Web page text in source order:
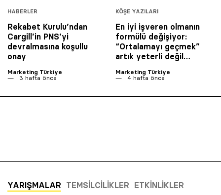
HABERLER
Rekabet Kurulu’ndan
Cargill’in PNS’yi
devralmasına koşullu
onay
Marketing Türkiye
3 hafta önce
KÖŞE YAZILARI
En iyi işveren olmanın
formülü değişiyor:
“Ortalamayı geçmek”
artık yeterli değil…
Marketing Türkiye
4 hafta önce
YARIŞMALAR TEMSILCILIKLER ETKINLIKLER